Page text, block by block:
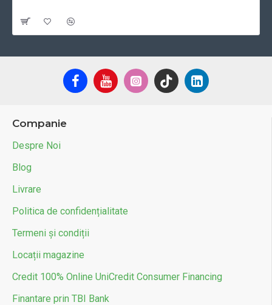
Companie
Despre Noi
Blog
Livrare
Politica de confidențialitate
Termeni și condiții
Locații magazine
Credit 100% Online UniCredit Consumer Financing
Finantare prin TBI Bank